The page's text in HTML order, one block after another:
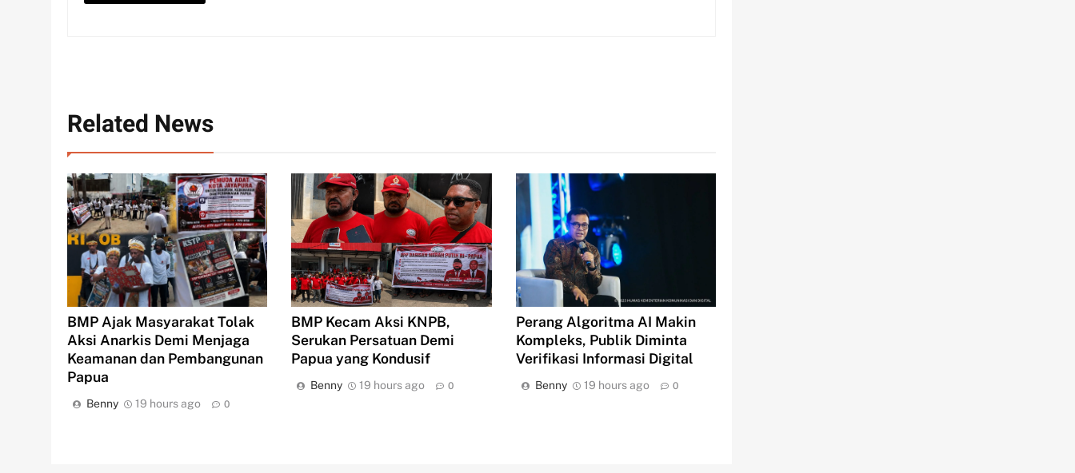
Related News
BMP Ajak Masyarakat Tolak
Aksi Anarkis Demi Menjaga
Keamanan dan Pembangunan
Papua
Benny 19 hours ago 0
BMP Kecam Aksi KNPB,
Serukan Persatuan Demi
Papua yang Kondusif
Benny 19 hours ago 0
Perang Algoritma AI Makin
Kompleks, Publik Diminta
Verifikasi Informasi Digital
Benny 19 hours ago 0